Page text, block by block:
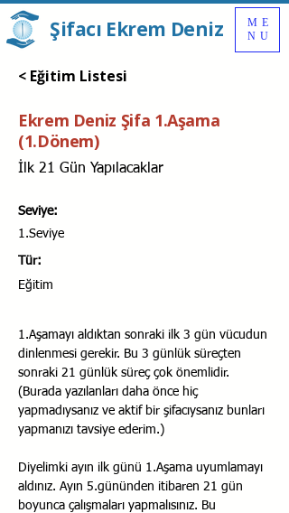
Şifacı Ekrem Deniz
ME
NU
< Eğitim Listesi
Ekrem Deniz Şifa 1.Aşama
(1.Dönem)
İlk 21 Gün Yapılacaklar
Seviye:
1.Seviye
Tür:
Eğitim
1.Aşamayı aldıktan sonraki ilk 3 gün vücudun
dinlenmesi gerekir. Bu 3 günlük süreçten
sonraki 21 günlük süreç çok önemlidir.
(Burada yazılanları daha önce hiç
yapmadıysanız ve aktif bir şifacıysanız bunları
yapmanızı tavsiye ederim.)
Diyelimki ayın ilk günü 1.Aşama uyumlamayı
aldınız. Ayın 5.gününden itibaren 21 gün
boyunca çalışmaları yapmalısınız. Bu